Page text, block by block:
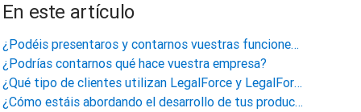
En este artículo
¿Podéis presentaros y contarnos vuestras funciones actuales y vuestra experiencia previa?
¿Podrías contarnos qué hace vuestra empresa?
¿Qué tipo de clientes utilizan LegalForce y LegalForce Cabinet en Japón?
¿Cómo estáis abordando el desarrollo de tus productos en Estados Unidos, donde las condiciones del mercado son diferentes a las de Japón?